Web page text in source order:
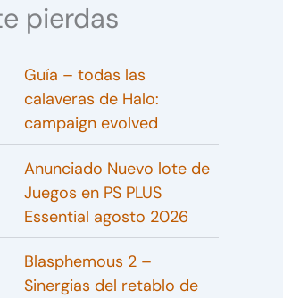
pierdas
Guía – todas las
calaveras de Halo:
campaign evolved
Anunciado Nuevo lote de
Juegos en PS PLUS
Essential agosto 2026
Blasphemous 2 –
Sinergias del retablo de